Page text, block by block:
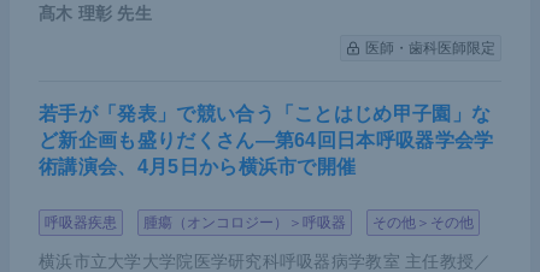
髙木 理彰 先生
医師・歯科医師限定
若手が「発表」で競い合う「ことはじめ甲子園」な
ど新企画も盛りだくさん―第64回日本呼吸器学会学
術講演会、4月5日から横浜市で開催
呼吸器疾患 腫瘍（オンコロジー）＞呼吸器 その他＞その他
横浜市立大学大学院医学研究科呼吸器病学教室 主任教授／